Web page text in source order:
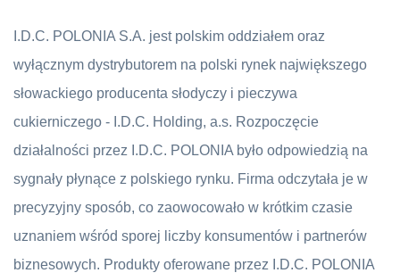
I.D.C. POLONIA S.A. jest polskim oddziałem oraz
wyłącznym dystrybutorem na polski rynek największego
słowackiego producenta słodyczy i pieczywa
cukierniczego - I.D.C. Holding, a.s. Rozpoczęcie
działalności przez I.D.C. POLONIA było odpowiedzią na
sygnały płynące z polskiego rynku. Firma odczytała je w
precyzyjny sposób, co zaowocowało w krótkim czasie
uznaniem wśród sporej liczby konsumentów i partnerów
biznesowych. Produkty oferowane przez I.D.C. POLONIA